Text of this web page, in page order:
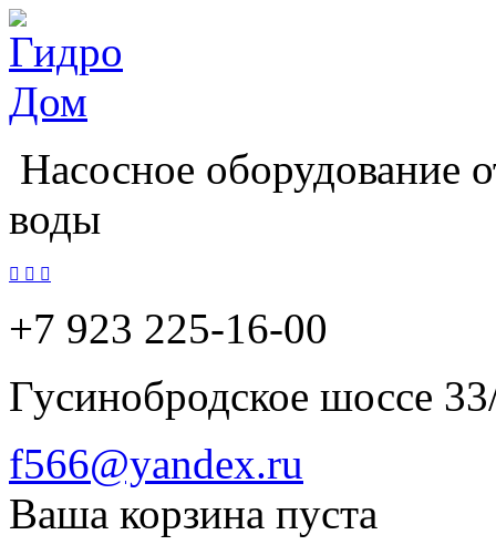
Насосное оборудование
воды
  
+7 923 225-16-00
Гусинобродское шоссе
f566@yandex.ru
Ваша корзина пуста